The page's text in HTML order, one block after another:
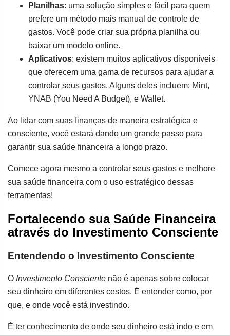
Planilhas: uma solução simples e fácil para quem
prefere um método mais manual de controle de
gastos. Você pode criar sua própria planilha ou
baixar um modelo online.
Aplicativos: existem muitos aplicativos disponíveis
que oferecem uma gama de recursos para ajudar a
controlar seus gastos. Alguns deles incluem: Mint,
YNAB (You Need A Budget), e Wallet.
Ao lidar com suas finanças de maneira estratégica e
consciente, você estará dando um grande passo para
garantir sua saúde financeira a longo prazo.
Comece agora mesmo a controlar seus gastos e melhore
sua saúde financeira com o uso estratégico dessas
ferramentas!
Fortalecendo sua Saúde Financeira
através do Investimento Consciente
Entendendo o Investimento Consciente
O Investimento Consciente não é apenas sobre colocar
seu dinheiro em diferentes cestos. É entender como, por
que, e onde você está investindo.
É ter conhecimento de onde seu dinheiro está indo e em